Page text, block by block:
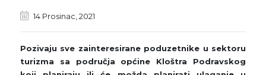
14 Prosinac, 2021
Pozivaju sve zainteresirane poduzetnike u sektoru
turizma sa područja općine Kloštra Podravskog